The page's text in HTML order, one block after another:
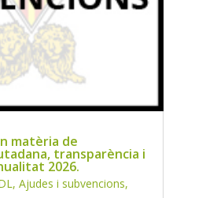
matèria de
transparència i
2026.
, Ajudes i subvencions,